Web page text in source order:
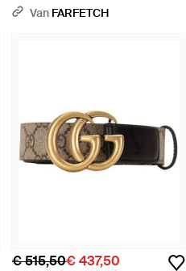
Van FARFETCH
€ 515,50€ 437,50